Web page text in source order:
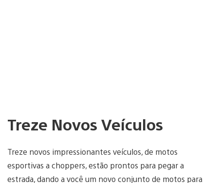
Treze Novos Veículos
Treze novos impressionantes veículos, de motos
esportivas a choppers, estão prontos para pegar a
estrada, dando a você um novo conjunto de motos para